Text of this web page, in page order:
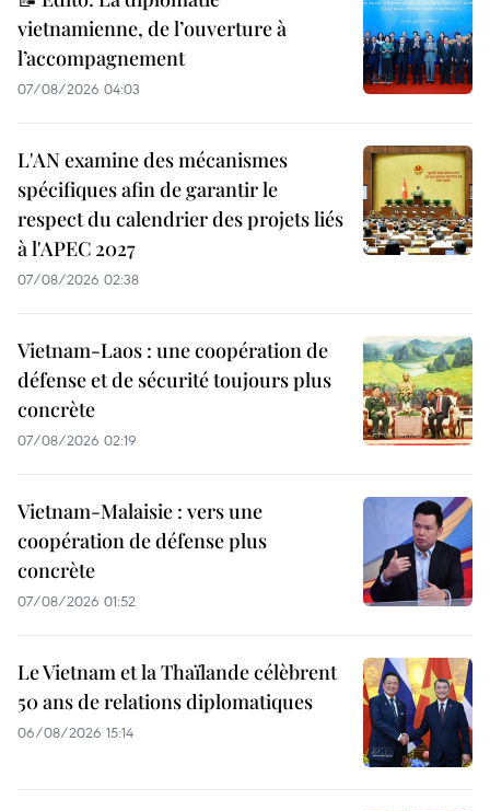
vietnamienne, de l’ouverture à
l’accompagnement
07/08/2026 04:03
L'AN examine des mécanismes
spécifiques afin de garantir le
respect du calendrier des projets liés
à l'APEC 2027
07/08/2026 02:38
Vietnam-Laos : une coopération de
défense et de sécurité toujours plus
concrète
07/08/2026 02:19
Vietnam-Malaisie : vers une
coopération de défense plus
concrète
07/08/2026 01:52
Le Vietnam et la Thaïlande célèbrent
50 ans de relations diplomatiques
06/08/2026 15:14